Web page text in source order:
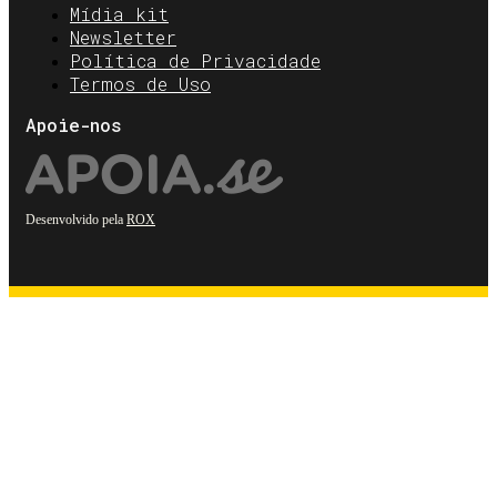
Mídia kit
Newsletter
Política de Privacidade
Termos de Uso
Apoie-nos
Desenvolvido pela ROX